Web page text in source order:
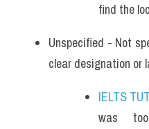
find the
Unspecified - Not
clear designation or
IELTS
was